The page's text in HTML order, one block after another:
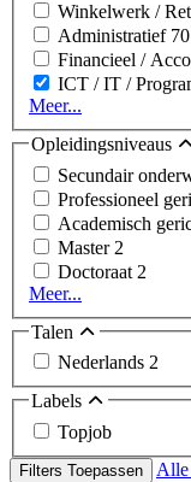
Winkelwerk /
Administratief 70
Financieel /
ICT / IT /
Meer...
Opleidingsniveaus
Secundair
Professioneel
Academisch
Master 2
Doctoraat 2
Meer...
Talen
Nederlands 2
Labels
Topjob
Filters Toepassen
Alle